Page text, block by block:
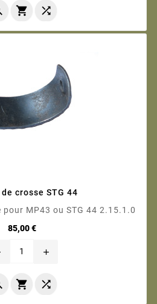
 
crosse STG 44
Tôle renfort de crosse pour MP43 ou STG 44 2.15.1.0
85,00 €Prix
add
 